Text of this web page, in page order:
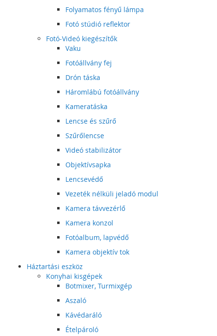
Folyamatos fényű lámpa
Fotó stúdió reflektor
Fotó-Videó kiegészítők
Vaku
Fotóállvány fej
Drón táska
Háromlábú fotóállvány
Kameratáska
Lencse és szűrő
Szűrőlencse
Videó stabilizátor
Objektívsapka
Lencsevédő
Vezeték nélküli jeladó modul
Kamera távvezérlő
Kamera konzol
Fotóalbum, lapvédő
Kamera objektív tok
Háztartási eszköz
Konyhai kisgépek
Botmixer, Turmixgép
Aszaló
Kávédaráló
Ételpároló